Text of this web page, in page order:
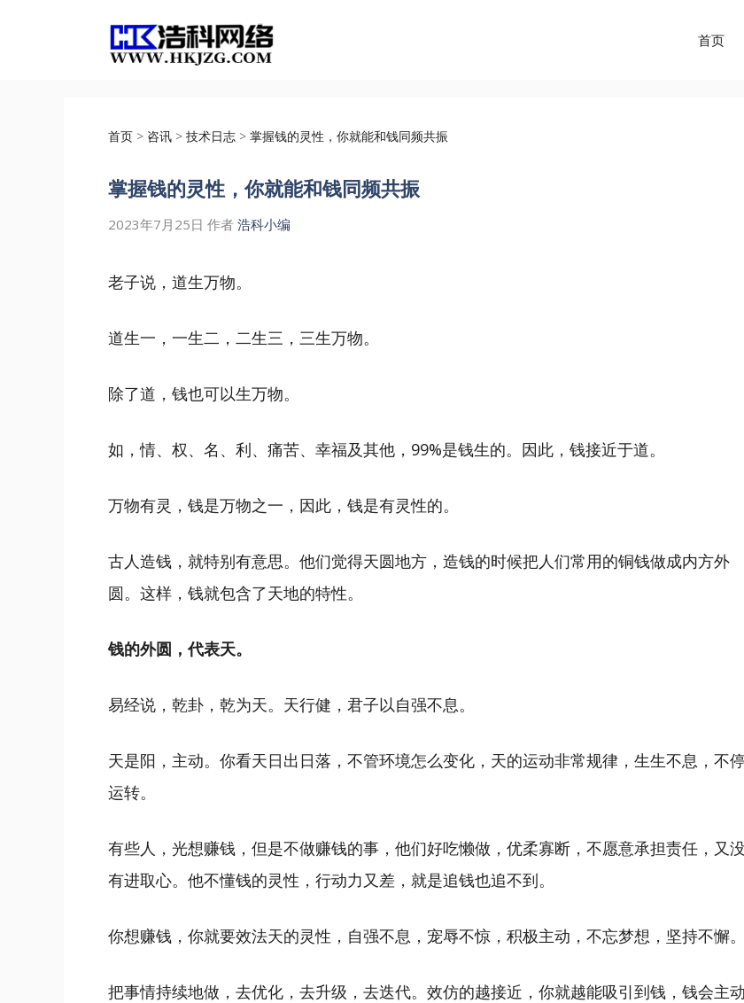
首页
首页 > 咨讯 > 技术日志 > 掌握钱的灵性，你就能和钱同频共振
掌握钱的灵性，你就能和钱同频共振
2023年7月25日 作者 浩科小编
老子说，道生万物。
道生一，一生二，二生三，三生万物。
除了道，钱也可以生万物。
如，情、权、名、利、痛苦、幸福及其他，99%是钱生的。因此，钱接近于道。
万物有灵，钱是万物之一，因此，钱是有灵性的。
古人造钱，就特别有意思。他们觉得天圆地方，造钱的时候把人们常用的铜钱做成内方外
圆。这样，钱就包含了天地的特性。
钱的外圆，代表天。
易经说，乾卦，乾为天。天行健，君子以自强不息。
天是阳，主动。你看天日出日落，不管环境怎么变化，天的运动非常规律，生生不息，不停
运转。
有些人，光想赚钱，但是不做赚钱的事，他们好吃懒做，优柔寡断，不愿意承担责任，又
有进取心。他不懂钱的灵性，行动力又差，就是追钱也追不到。
你想赚钱，你就要效法天的灵性，自强不息，宠辱不惊，积极主动，不忘梦想，坚持不懈。
把事情持续地做，去优化，去升级，去迭代。效仿的越接近，你就越能吸引到钱，钱会主动